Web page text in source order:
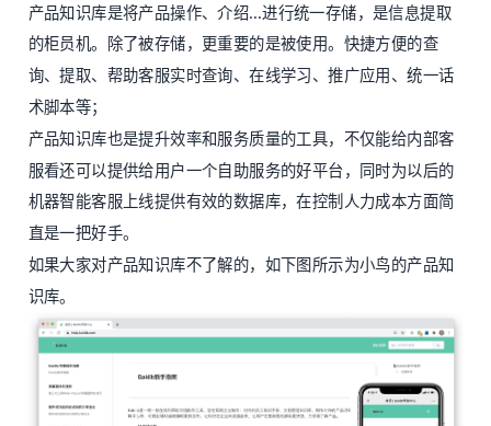
产品知识库是将产品操作、介绍...进行统一存储，是信息提取
的柜员机。除了被存储，更重要的是被使用。快捷方便的查
询、提取、帮助客服实时查询、在线学习、推广应用、统一话
术脚本等；
产品知识库也是提升效率和服务质量的工具，不仅能给内部客
服看还可以提供给用户一个自助服务的好平台，同时为以后的
机器智能客服上线提供有效的数据库，在控制人力成本方面简
直是一把好手。
如果大家对产品知识库不了解的，如下图所示为小鸟的产品知
识库。